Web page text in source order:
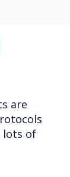
are
lots of